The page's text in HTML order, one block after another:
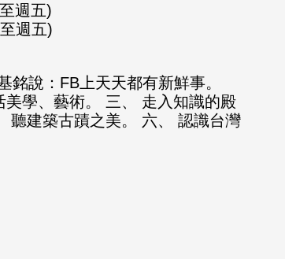
週五)
週五)
說：FB上天天都有新鮮事。
學、藝術。 三、 走入知識的殿
聽建築古蹟之美。 六、 認識台灣